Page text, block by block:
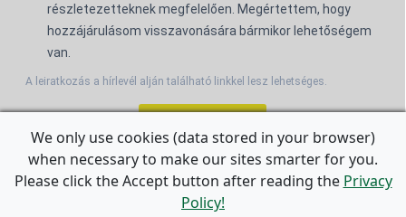
részletezetteknek megfelelően. Megértettem, hogy
hozzájárulásom visszavonására bármikor lehetőségem
van.
A leiratkozás a hírlevél alján található linkkel lesz lehetséges.
For the English Newsletter, click HERE.
We only use cookies (data stored in your browser)
when necessary to make our sites smarter for you.
Please click the Accept button after reading the Privacy
Policy!